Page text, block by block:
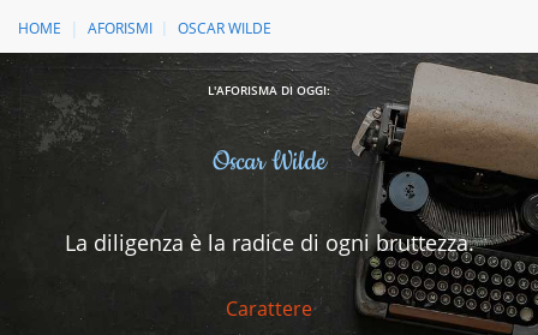
HOME AFORISMI OSCAR WILDE
L'AFORISMA DI OGGI:
Oscar Wilde
La diligenza è la radice di ogni bruttezza.
Carattere